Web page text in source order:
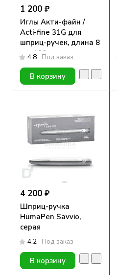
1 200 ₽
Иглы Акти-файн /
Acti-fine 31G для
шприц-ручек, длина 8
мм, 100 шт.
4.8 Под заказ
В корзину
4 200 ₽
Шприц-ручка
HumaPen Savvio,
серая
4.2 Под заказ
В корзину